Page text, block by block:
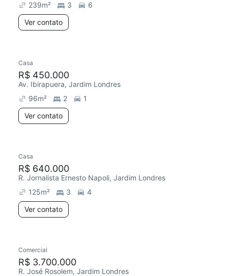
239m² 3
6
Ver contato
Chegou este mês
Casa
R$ 450.000
Av. Ibirapuera, Jardim Londres
96m² 2
1
Ver contato
Casa
R$ 640.000
R. Jornalista Ernesto Napoli, Jardim Londres
125m² 3
4
Ver contato
Comercial
R$ 3.700.000
R. José Rosolem, Jardim Londres